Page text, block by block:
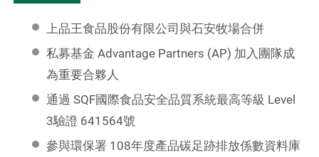
上品王食品股份有限公司與石安牧場合併
私募基金 Advantage Partners (AP) 加入團隊成
為重要合夥人
通過 SQF國際食品安全品質系統最高等級 Level
3驗證 641564號
參與環保署 108年度產品碳足跡排放係數資料庫